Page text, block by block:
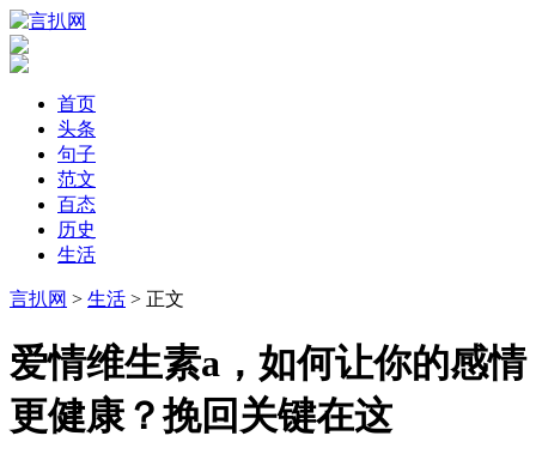
首页
头条
句子
范文
百态
历史
生活
言扒网 > 生活 > 正文
​爱情维生素a，如何让你的感情
更健康？挽回关键在这